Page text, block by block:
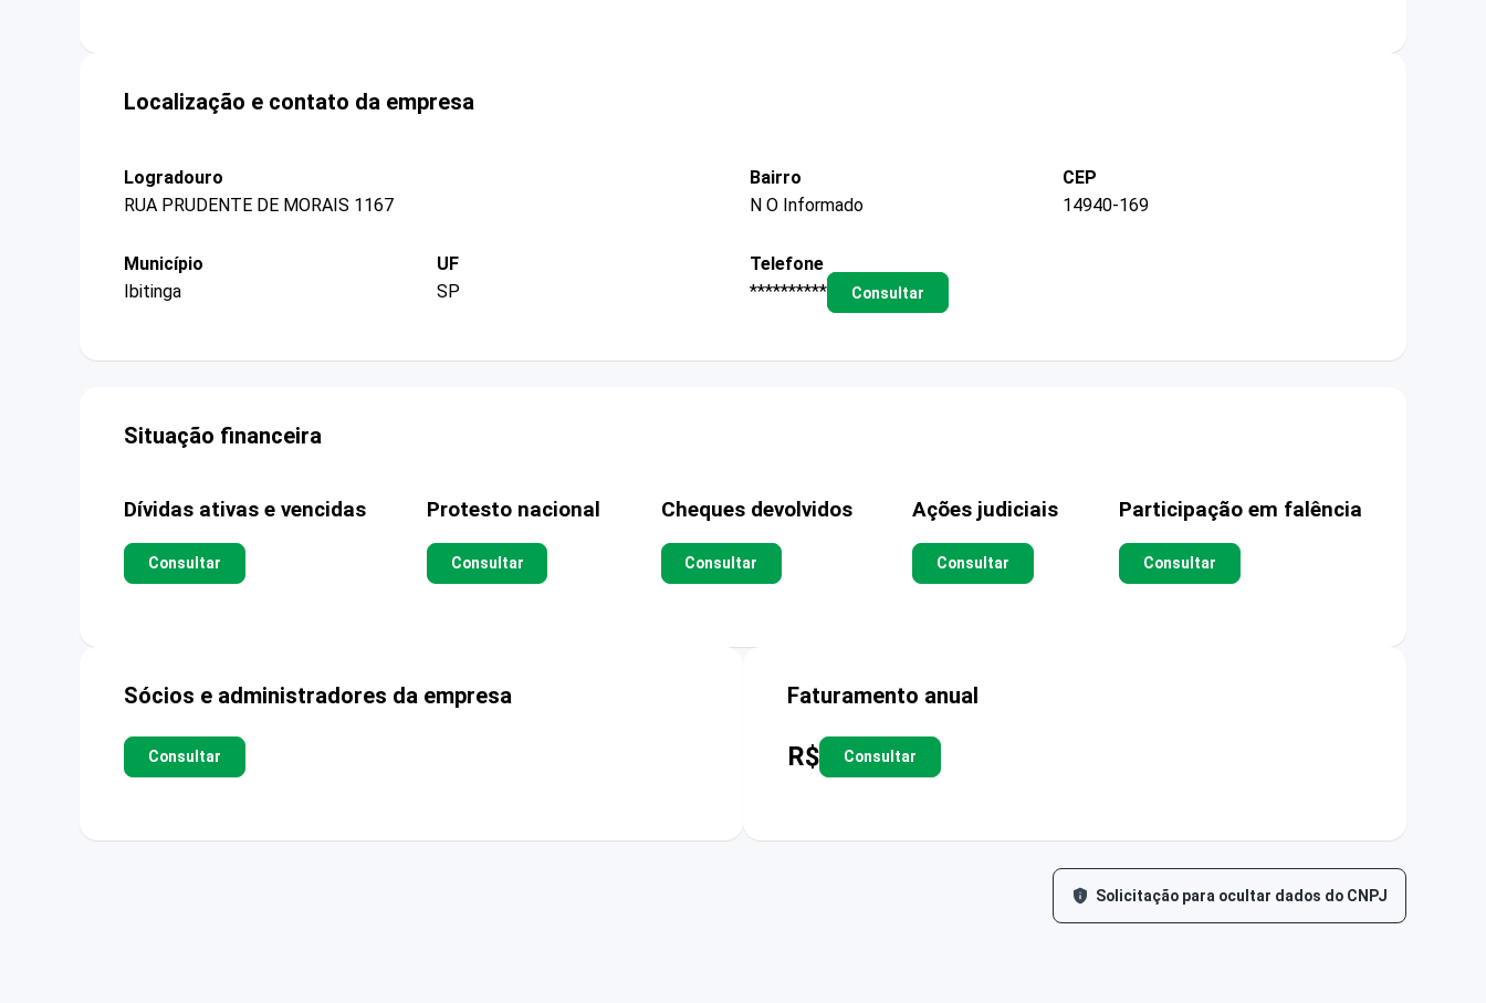
Localização e contato da empresa
Logradouro
RUA PRUDENTE DE MORAIS 1167
Bairro
N O Informado
CEP
14940-169
Município
Ibitinga
UF
SP
Telefone
**********
Consultar
Situação financeira
Dívidas ativas e vencidas
Consultar
Protesto nacional
Consultar
Cheques devolvidos
Consultar
Ações judiciais
Consultar
Participação em falência
Consultar
Sócios e administradores da empresa
Consultar
Faturamento anual
R$ Consultar
Solicitação para ocultar dados do CNPJ